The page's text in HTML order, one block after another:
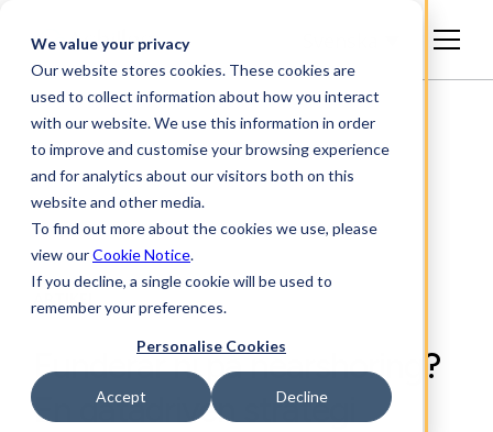
We value your privacy
Our website stores cookies. These cookies are
used to collect information about how you interact
with our website. We use this information in order
to improve and customise your browsing experience
and for analytics about our visitors both on this
website and other media.
To find out more about the cookies we use, please
view ourCookie Notice.
If you decline, a single cookie will be used to
remember your preferences.
Personalise Cookies
Accept Decline
ARTIKEL
Funderar ni på nearshoring?
En datadriven strategi